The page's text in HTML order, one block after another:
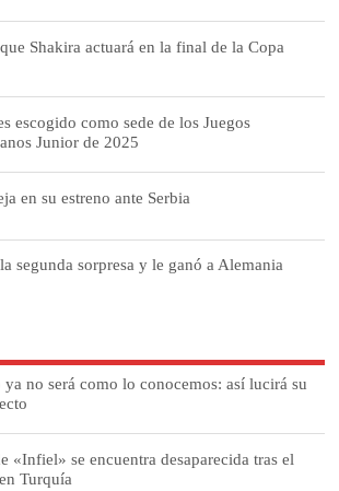
Shakira actuará en la final de la Copa
escogido como sede de los Juegos
Junior de 2025
en su estreno ante Serbia
segunda sorpresa y le ganó a Alemania
no será como lo conocemos: así lucirá su
«Infiel» se encuentra desaparecida tras el
Turquía